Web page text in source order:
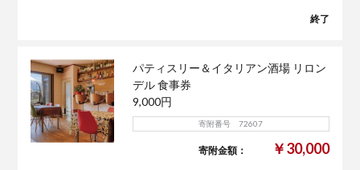
終了
パティスリー＆イタリアン酒場 リロン
デル 食事券
9,000円
寄附番号 72607
寄附金額： ￥30,000